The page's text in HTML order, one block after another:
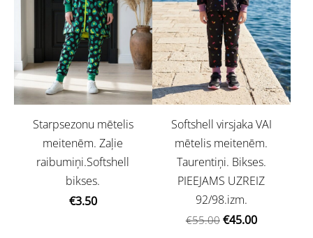
Starpsezonu mētelis
meitenēm. Zaļie
raibumiņi.Softshell
bikses.
€3.50
Softshell virsjaka VAI
mētelis meitenēm.
Taurentiņi. Bikses.
PIEEJAMS UZREIZ
92/98.izm.
€55.00 €45.00